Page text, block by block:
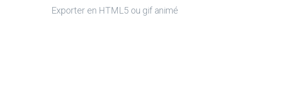
Exporter en HTML5 ou gif animé